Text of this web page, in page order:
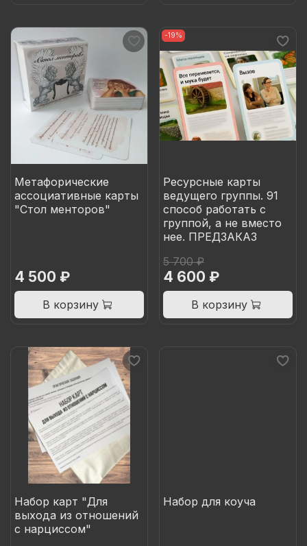
Метафорические
ассоциативные карты
"Стол менторов"
4 500 ₽
В корзину
-19%
Ресурсные карты
ведущего группы. 91
способ работать с
группой, а не вместо
нее. ПРЕДЗАКАЗ
5 700 ₽
4 600 ₽
В корзину
Набор карт "Для
выхода из отношений
с нарциссом"
Набор для коуча